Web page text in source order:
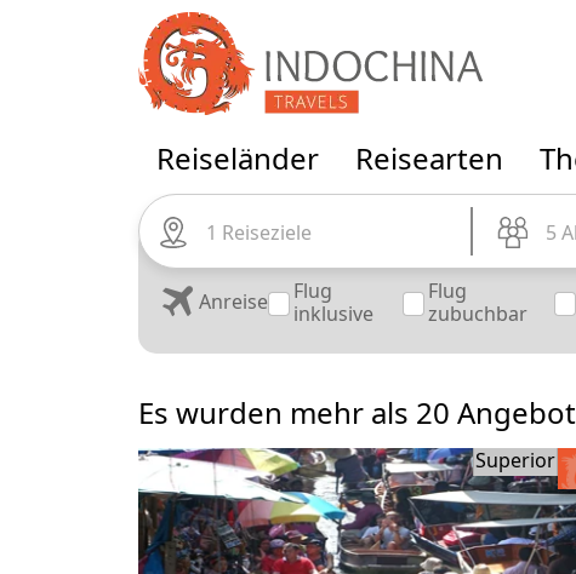
Reiseländer Reisearten
1 Reiseziele 5
Anreise
Flug
inklusive
Flug
zubuchbar
Es wurden mehr als 20
Superior